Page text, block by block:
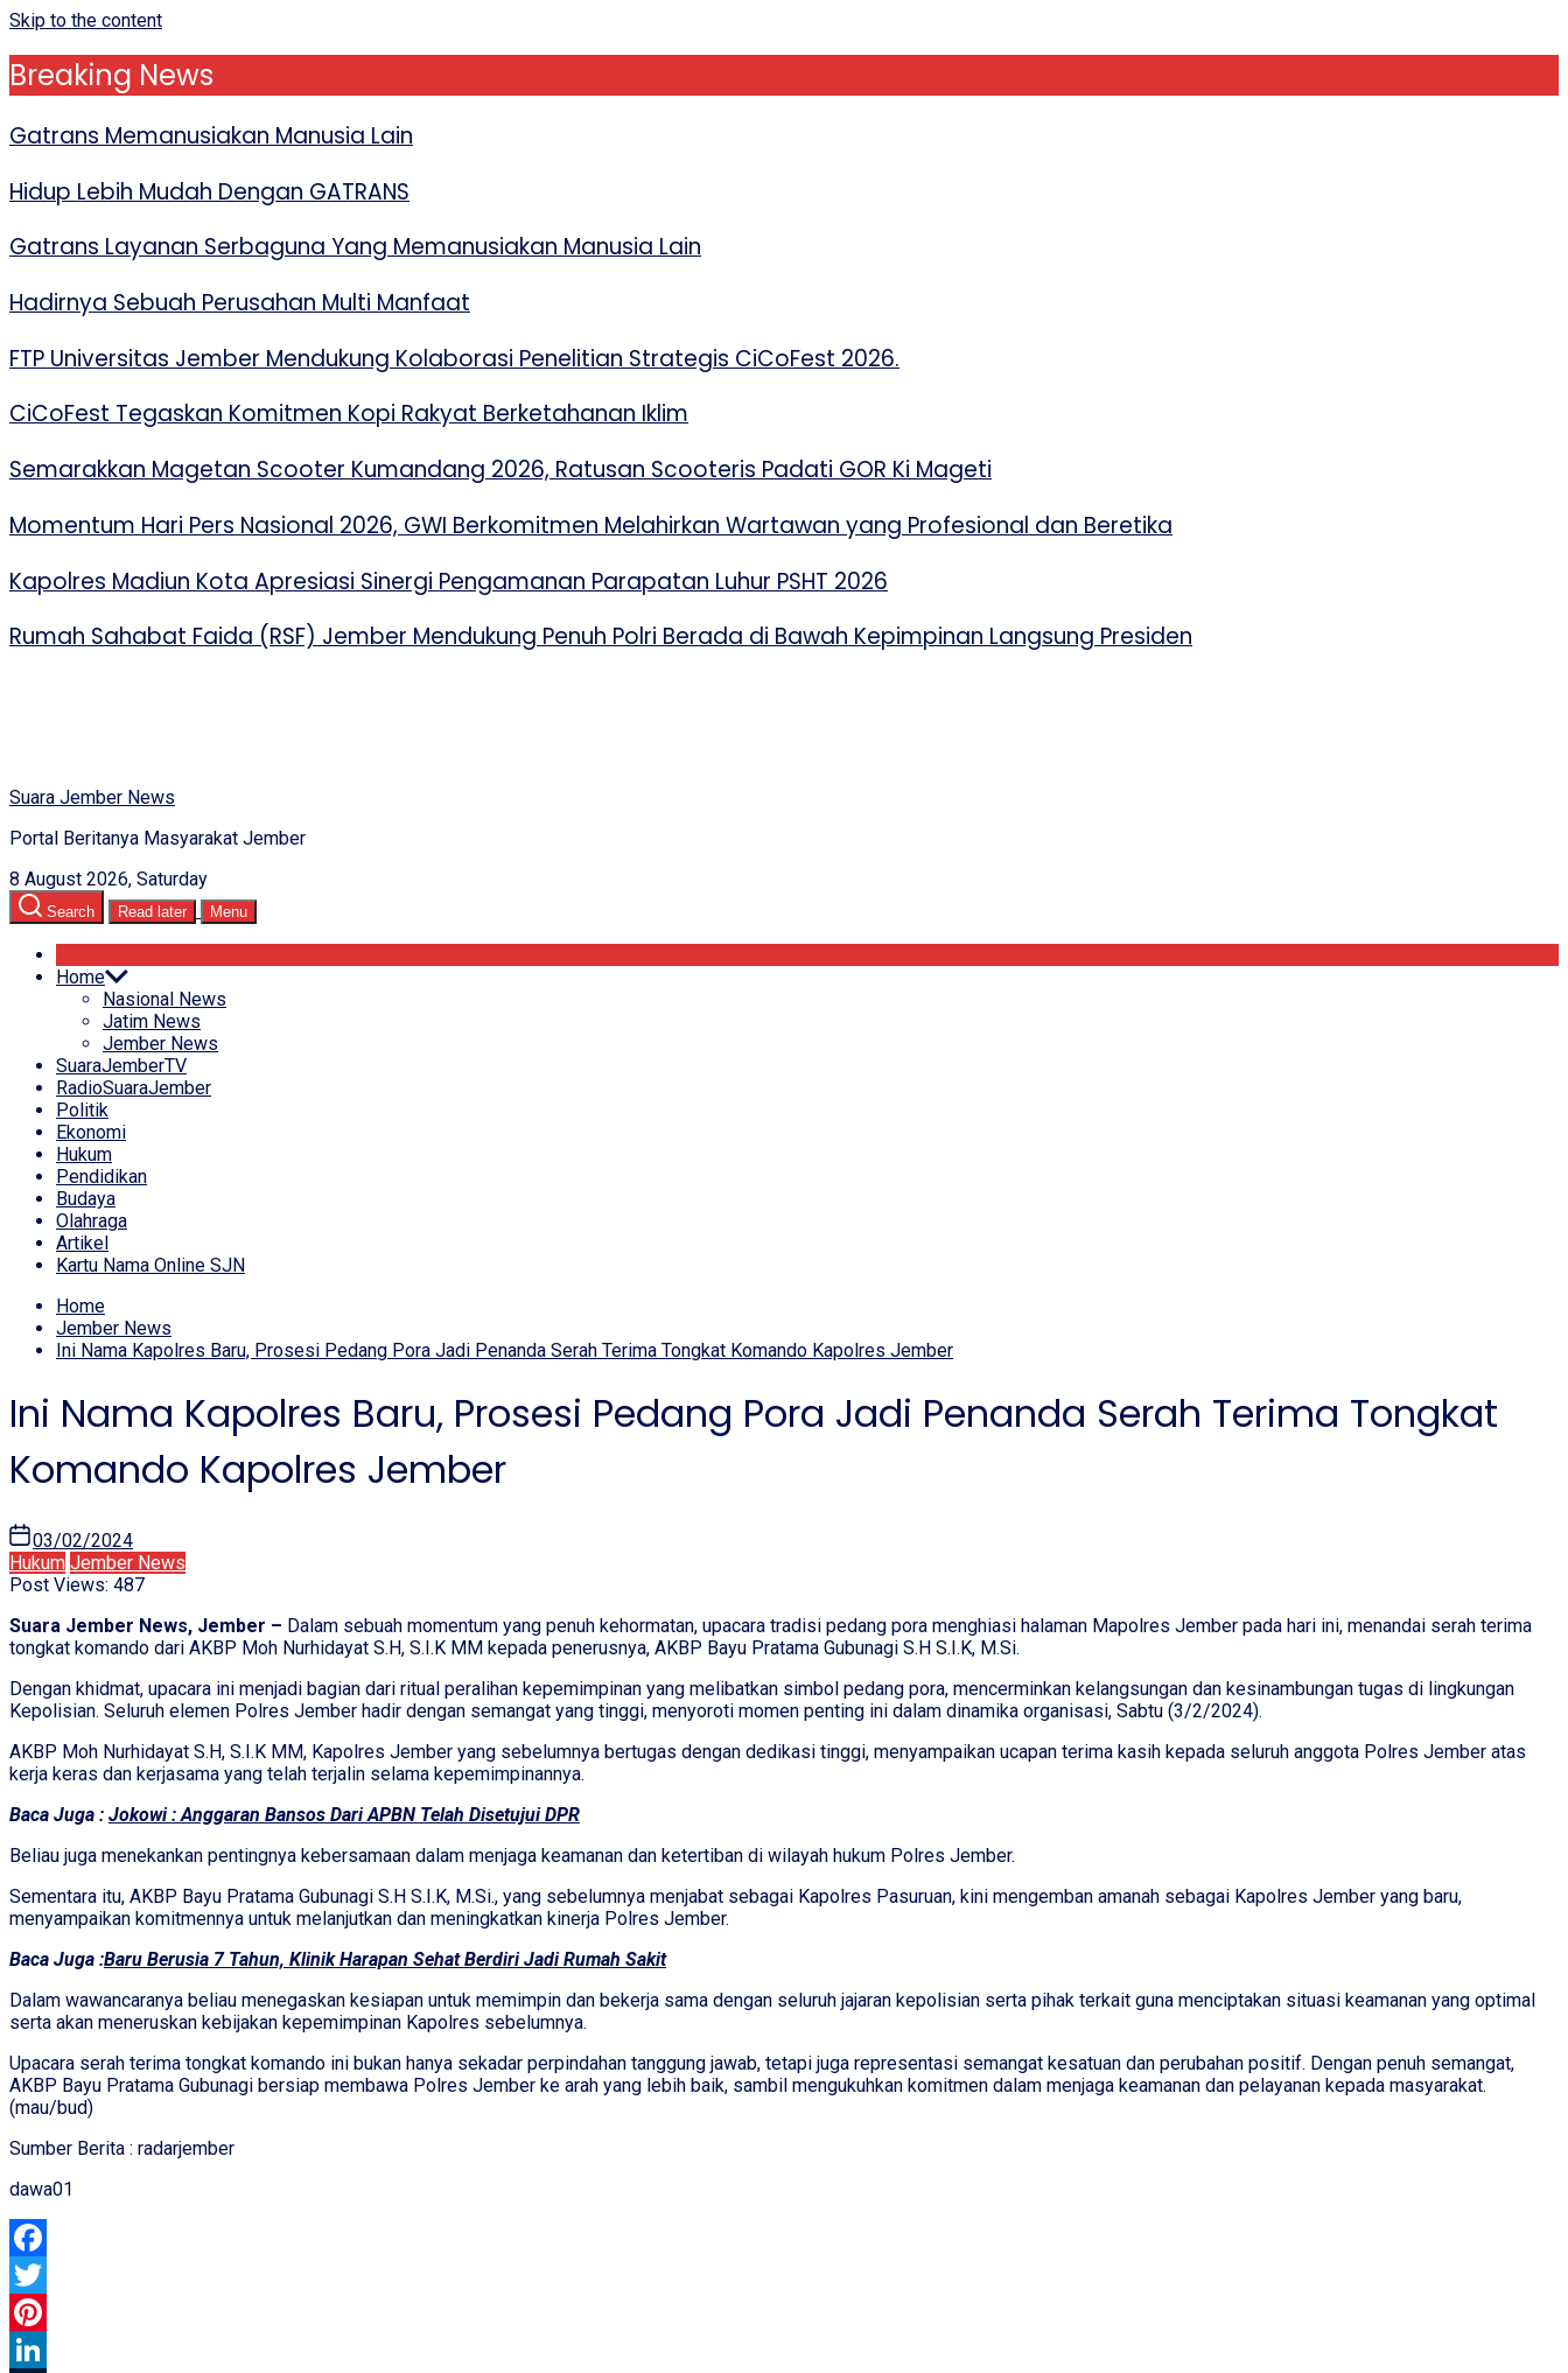
Skip to the content
Breaking News
Gatrans Memanusiakan Manusia Lain
Hidup Lebih Mudah Dengan GATRANS
Gatrans Layanan Serbaguna Yang Memanusiakan Manusia Lain
Hadirnya Sebuah Perusahan Multi Manfaat
FTP Universitas Jember Mendukung Kolaborasi Penelitian Strategis CiCoFest 2026.
CiCoFest Tegaskan Komitmen Kopi Rakyat Berketahanan Iklim
Semarakkan Magetan Scooter Kumandang 2026, Ratusan Scooteris Padati GOR Ki Mageti
Momentum Hari Pers Nasional 2026, GWI Berkomitmen Melahirkan Wartawan yang Profesional dan Beretika
Kapolres Madiun Kota Apresiasi Sinergi Pengamanan Parapatan Luhur PSHT 2026
Rumah Sahabat Faida (RSF) Jember Mendukung Penuh Polri Berada di Bawah Kepimpinan Langsung Presiden
Suara Jember News
Portal Beritanya Masyarakat Jember
8 August 2026, Saturday
Search Read later Menu
Home
Nasional News
Jatim News
Jember News
SuaraJemberTV
RadioSuaraJember
Politik
Ekonomi
Hukum
Pendidikan
Budaya
Olahraga
Artikel
Kartu Nama Online SJN
Home
Jember News
Ini Nama Kapolres Baru, Prosesi Pedang Pora Jadi Penanda Serah Terima Tongkat Komando Kapolres Jember
Ini Nama Kapolres Baru, Prosesi Pedang Pora Jadi Penanda Serah Terima Tongkat
Komando Kapolres Jember
03/02/2024
Hukum Jember News
Post Views: 487
Suara Jember News, Jember – Dalam sebuah momentum yang penuh kehormatan, upacara tradisi pedang pora menghiasi halaman Mapolres Jember pada hari ini, menandai serah terima
tongkat komando dari AKBP Moh Nurhidayat S.H, S.I.K MM kepada penerusnya, AKBP Bayu Pratama Gubunagi S.H S.I.K, M.Si.
Dengan khidmat, upacara ini menjadi bagian dari ritual peralihan kepemimpinan yang melibatkan simbol pedang pora, mencerminkan kelangsungan dan kesinambungan tugas di lingkungan
Kepolisian. Seluruh elemen Polres Jember hadir dengan semangat yang tinggi, menyoroti momen penting ini dalam dinamika organisasi, Sabtu (3/2/2024).
AKBP Moh Nurhidayat S.H, S.I.K MM, Kapolres Jember yang sebelumnya bertugas dengan dedikasi tinggi, menyampaikan ucapan terima kasih kepada seluruh anggota Polres Jember atas
kerja keras dan kerjasama yang telah terjalin selama kepemimpinannya.
Baca Juga : Jokowi : Anggaran Bansos Dari APBN Telah Disetujui DPR
Beliau juga menekankan pentingnya kebersamaan dalam menjaga keamanan dan ketertiban di wilayah hukum Polres Jember.
Sementara itu, AKBP Bayu Pratama Gubunagi S.H S.I.K, M.Si., yang sebelumnya menjabat sebagai Kapolres Pasuruan, kini mengemban amanah sebagai Kapolres Jember yang baru,
menyampaikan komitmennya untuk melanjutkan dan meningkatkan kinerja Polres Jember.
Baca Juga :Baru Berusia 7 Tahun, Klinik Harapan Sehat Berdiri Jadi Rumah Sakit
Dalam wawancaranya beliau menegaskan kesiapan untuk memimpin dan bekerja sama dengan seluruh jajaran kepolisian serta pihak terkait guna menciptakan situasi keamanan yang optimal
serta akan meneruskan kebijakan kepemimpinan Kapolres sebelumnya.
Upacara serah terima tongkat komando ini bukan hanya sekadar perpindahan tanggung jawab, tetapi juga representasi semangat kesatuan dan perubahan positif. Dengan penuh semangat,
AKBP Bayu Pratama Gubunagi bersiap membawa Polres Jember ke arah yang lebih baik, sambil mengukuhkan komitmen dalam menjaga keamanan dan pelayanan kepada masyarakat.
(mau/bud)
Sumber Berita : radarjember
dawa01
Facebook
Twitter
Pinterest